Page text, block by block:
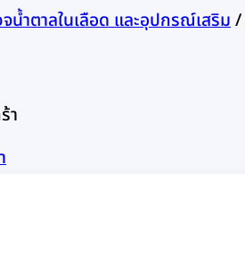
า
น้ำตาลในเลือด และอุปกรณ์เสริม/